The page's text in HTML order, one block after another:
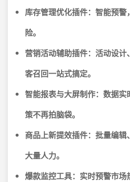
库存管理优化插件：智能预
险。
营销活动辅助插件：活动设
客召回一站式搞定。
智能报表与大屏制作：数据
策不再拍脑袋。
商品上新提效插件：批量编
大量人力。
爆款监控工具：实时预警市